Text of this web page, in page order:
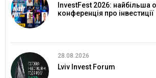
InvestFest 2026: найбільша
конференція про інвестиції
28.08.2026
Lviv Invest Forum